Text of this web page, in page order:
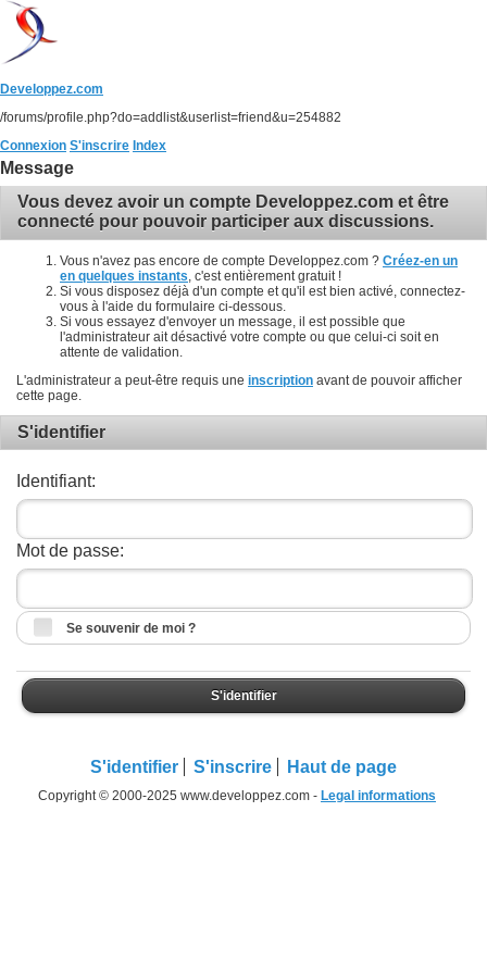
Developpez.com
/forums/profile.php?do=addlist&userlist=friend&u=254882
Connexion S'inscrire Index
Message
Vous devez avoir un compte Developpez.com et être
connecté pour pouvoir participer aux discussions.
Vous n'avez pas encore de compte Developpez.com ? Créez-en un
en quelques instants , c'est entièrement gratuit !
Si vous disposez déjà d'un compte et qu'il est bien activé, connectez-
vous à l'aide du formulaire ci-dessous.
Si vous essayez d'envoyer un message, il est possible que
l'administrateur ait désactivé votre compte ou que celui-ci soit en
attente de validation.
L'administrateur a peut-être requis une inscription avant de pouvoir afficher
cette page.
S'identifier
Identifiant:
Mot de passe:
Se souvenir de moi ?
S'identifier
S'identifier S'inscrire Haut de page
Copyright © 2000-2025 www.developpez.com - Legal informations